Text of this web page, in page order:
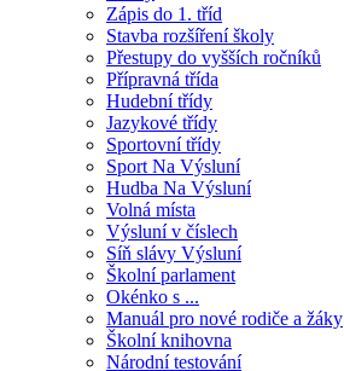
Zápis do 1. tříd
Stavba rozšíření školy
Přestupy do vyšších ročníků
Přípravná třída
Hudební třídy
Jazykové třídy
Sportovní třídy
Sport Na Výsluní
Hudba Na Výsluní
Volná místa
Výsluní v číslech
Síň slávy Výsluní
Školní parlament
Okénko s ...
Manuál pro nové rodiče a žáky
Školní knihovna
Národní testování